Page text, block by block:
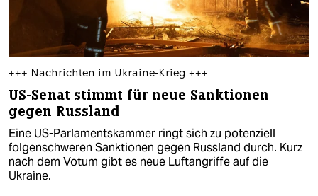
+++ Nachrichten im Ukraine-Krieg +++
US-Senat stimmt für neue Sanktionen
gegen Russland
Eine US-Parlamentskammer ringt sich zu potenziell
folgenschweren Sanktionen gegen Russland durch. Kurz
nach dem Votum gibt es neue Luftangriffe auf die
Ukraine.